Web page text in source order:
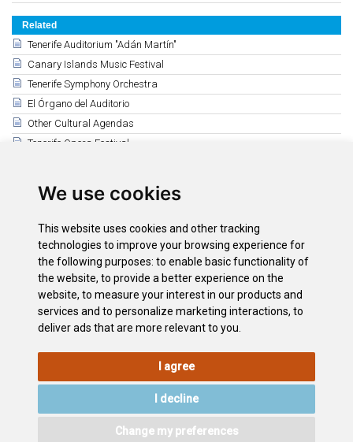
We use cookies
This website uses cookies and other tracking
technologies to improve your browsing experience for
the following purposes: to enable basic functionality of
the website, to provide a better experience on the
website, to measure your interest in our products and
services and to personalize marketing interactions, to
deliver ads that are more relevant to you
I agree
I decline
Change my preferences
Related
Tenerife Auditorium "Adán Martín"
Canary Islands Music Festival
Tenerife Symphony Orchestra
El Órgano del Auditorio
Other Cultural Agendas
Tenerife Opera Festival
Puerto de la Cruz Cultural Agenda
Leal Theatre (La Laguna)
Magma Arte & Congresos
Auditorio Infanta Leonor
Auditorio de Guía de Isora
Auditorio de Adeje
PRIVACY
POLICY
CONTACT
Wonderful Tenerife . Todos los derechos reservados.